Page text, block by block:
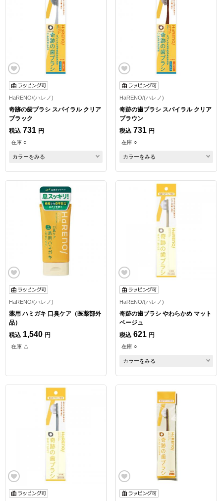
HaRENO/(ハレノ)
奇跡の歯ブラシ スパイラル クリア
ブラック
税込 731 円
在庫 ○
カラーをみる
HaRENO/(ハレノ)
奇跡の歯ブラシ スパイラル クリア
ブラウン
税込 731 円
在庫 ○
カラーをみる
HaRENO/(ハレノ)
薬用 ハミガキ 口臭ケア（医薬部外
品）
税込 1,540 円
在庫 △
HaRENO/(ハレノ)
奇跡の歯ブラシ やわらかめ マット
ベージュ
税込 621 円
在庫 ○
カラーをみる